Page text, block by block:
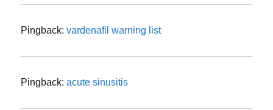
Pingback:vardenafil warning list
Pingback:acute sinusitis